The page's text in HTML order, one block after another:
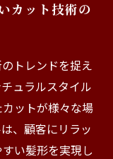
がもたらす美
せない最新ト
カット技術の
トレンドを捉え
ュラルスタイル
ットが様々な場
、顧客にリラッ
い髪形を実現し